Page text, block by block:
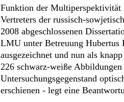
Funktion der
Vertreters der russisch-
2008 abgeschlossenen
LMU unter Betreuung Hubertus
ausgezeichnet und nun als
226 schwarz-weiße
Untersuchungsgegenstand
erschienen - legt eine